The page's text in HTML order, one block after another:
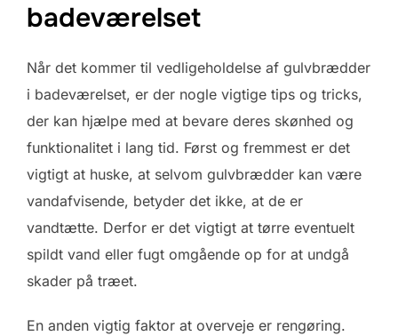
badeværelset
Når det kommer til vedligeholdelse af gulvbrædder
i badeværelset, er der nogle vigtige tips og tricks,
der kan hjælpe med at bevare deres skønhed og
funktionalitet i lang tid. Først og fremmest er det
vigtigt at huske, at selvom gulvbrædder kan være
vandafvisende, betyder det ikke, at de er
vandtætte. Derfor er det vigtigt at tørre eventuelt
spildt vand eller fugt omgående op for at undgå
skader på træet.
En anden vigtig faktor at overveje er rengøring.